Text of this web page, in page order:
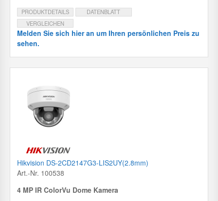
PRODUKTDETAILS
DATENBLATT
VERGLEICHEN
Melden Sie sich hier an um Ihren persönlichen Preis zu
sehen.
Hikvision DS-2CD2147G3-LIS2UY(2.8mm)
Art.-Nr. 100538
4 MP IR ColorVu Dome Kamera